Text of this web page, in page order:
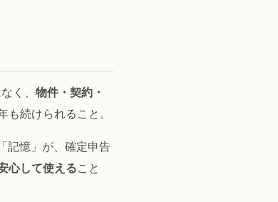
く、 物件・契約・
も続けられること。
記憶」が、確定申告
心して使えること